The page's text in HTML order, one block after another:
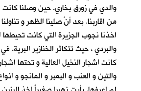
والدي في زورق بخاري. حين وصلنا كانت
من اقاربنا. بعد أنْصلينا الظهر و
اخذنا نجوب الجزيرة التي كانت
والبردي ، حيث تتكاثر الخنازير البرية.
كانت اشجار النخيل العالية و تحتها
والتين و العنب و البمبر و المانجو و